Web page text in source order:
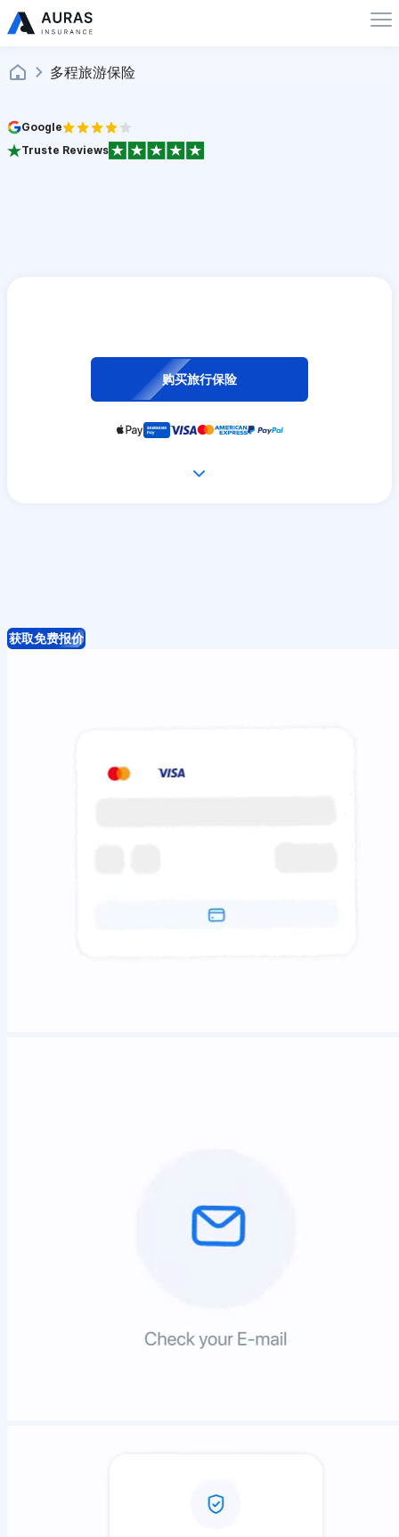
多程旅游保险
Google
Truste Reviews
购买旅行保险
获取免费报价